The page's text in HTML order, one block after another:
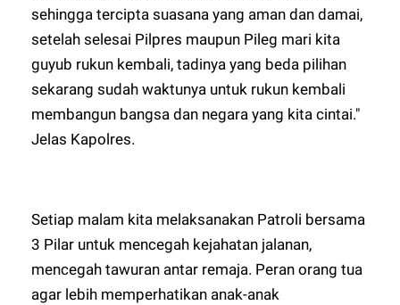
sehingga tercipta suasana yang aman dan damai,
setelah selesai Pilpres maupun Pileg mari kita
guyub rukun kembali, tadinya yang beda pilihan
sekarang sudah waktunya untuk rukun kembali
membangun bangsa dan negara yang kita cintai."
Jelas Kapolres.
Setiap malam kita melaksanakan Patroli bersama
3 Pilar untuk mencegah kejahatan jalanan,
mencegah tawuran antar remaja. Peran orang tua
agar lebih memperhatikan anak-anak